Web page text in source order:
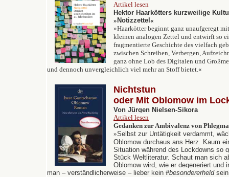
Artikel lesen
Hektor Haarkötters kurzweilige
» Notizzettel «
»Haarkötter beginnt ganz unaufgeregt
kleinen analogen Zettel und entwirft so
fragmentierte Geschichte des vielfach
zwischen Schreiben, Verbergen,
ganz ohne Lob des Digitalen und
und dennoch unvergleichlich viel mehr an Stoff bietet.«
Nichtstun
oder Mit Oblomow im
Von Jürgen Nielsen-Sikora
Artikel lesen
Gedanken zur Ambivalenz von
»Selbst zur Untätigkeit verdammt,
Oblomow durchaus ans Herz. Kaum
Situation während des Lockdowns so
Stück Weltliteratur. Schaut man sich
Oblomow wird, wie er degeneriert und
man – verständlicherweise – lieber kein #besondererheld